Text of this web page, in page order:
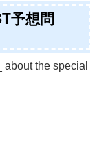
予想問
the special